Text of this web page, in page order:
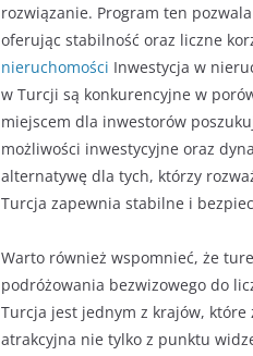
rozwiązanie. Program ten
oferując stabilność oraz liczne
nieruchomości Inwestycja w
w Turcji są konkurencyjne w
miejscem dla inwestorów
możliwości inwestycyjne oraz
alternatywę dla tych, którzy
Turcja zapewnia stabilne i
Warto również wspomnieć, że
podróżowania bezwizowego do
Turcja jest jednym z krajów,
atrakcyjna nie tylko z punktu